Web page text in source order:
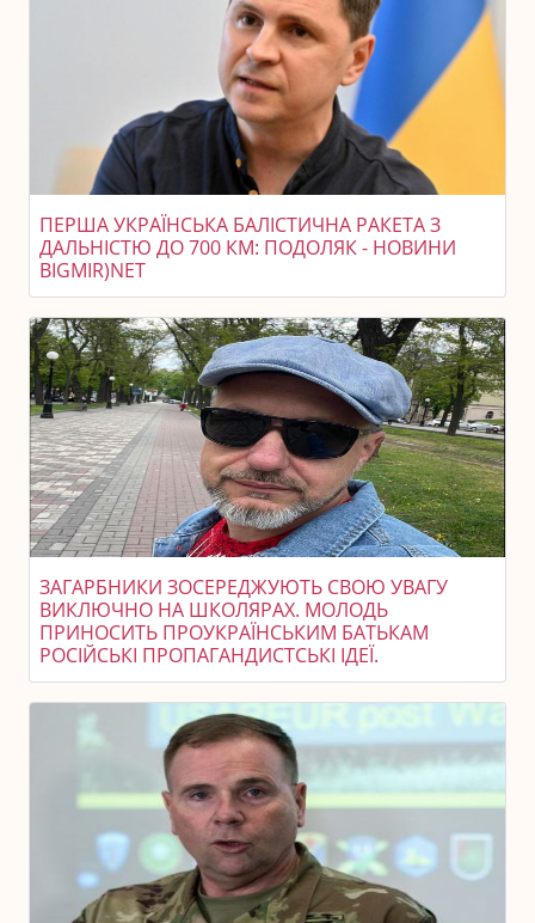
ПЕРША УКРАЇНСЬКА БАЛІСТИЧНА РАКЕТА З
ДАЛЬНІСТЮ ДО 700 КМ: ПОДОЛЯК - НОВИНИ
BIGMIR)NET
ЗАГАРБНИКИ ЗОСЕРЕДЖУЮТЬ СВОЮ УВАГУ
ВИКЛЮЧНО НА ШКОЛЯРАХ. МОЛОДЬ
ПРИНОСИТЬ ПРОУКРАЇНСЬКИМ БАТЬКАМ
РОСІЙСЬКІ ПРОПАГАНДИСТСЬКІ ІДЕЇ.